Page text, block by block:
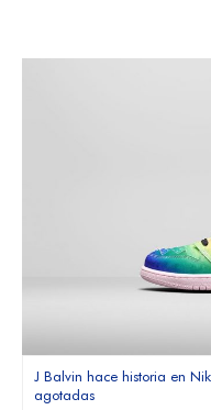
J Balvin hace historia en
agotadas